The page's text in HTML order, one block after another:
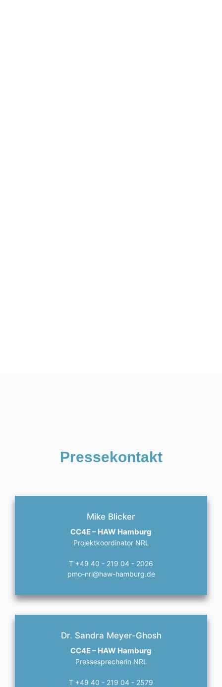
Pressekontakt
Mike Blicker
CC4E – HAW Hamburg
Projektkoordinator NRL
T +49 40 - 219 04 - 2026
pmo-nrl@haw-hamburg.de
Dr. Sandra Meyer-Ghosh
CC4E – HAW Hamburg
Pressesprecherin NRL
T +49 40 - 219 04 - 2579